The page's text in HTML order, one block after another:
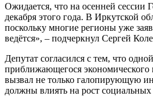
Ожидается, что на осенней
декабря этого года. В Иркутской
поскольку многие регионы уже
ведётся», – подчеркнул Сергей
Депутат согласился с тем, что
приближающегося экономического
вызвал не только галопирующую
должны влиять на рост